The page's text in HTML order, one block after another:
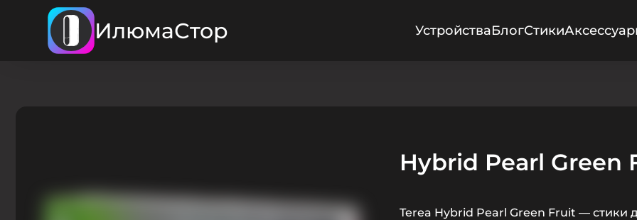
ИлюмаСтор УстройстваБлогСтики
Hybrid Pearl Green
Terea Hybrid Pearl Green Fruit — стики